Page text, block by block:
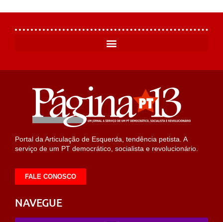
Portal da Articulação de Esquerda, tendência petista. A
serviço de um PT democrático, socialista e revolucionário.
FALE CONOSCO
NAVEGUE